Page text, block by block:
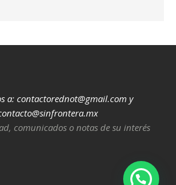
a: contactorednot@gmail.comy
comunicados o notas de su interés